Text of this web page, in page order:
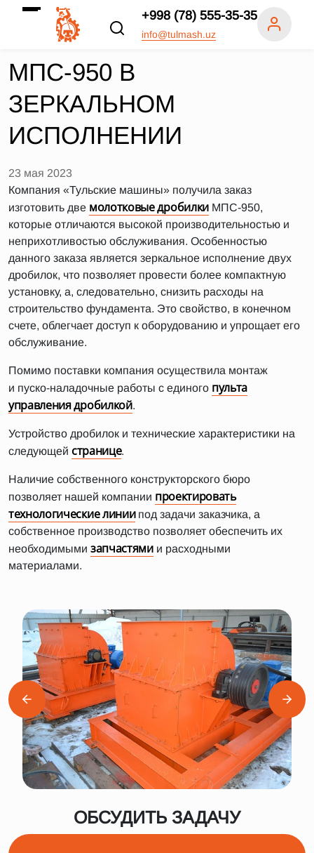
+998 (78) 555-35-35
info@tulmash.uz
МПС-950 В
ЗЕРКАЛЬНОМ
ИСПОЛНЕНИИ
23 мая 2023
Компания «Тульские машины» получила заказ
изготовить две молотковые дробилкиМПС-950,
которые отличаются высокой производительностью и
неприхотливостью обслуживания. Особенностью
данного заказа является зеркальное исполнение двух
дробилок, что позволяет провести более компактную
установку, а, следовательно, снизить расходы на
строительство фундамента. Это свойство, в конечном
счете, облегчает доступ к оборудованию и упрощает его
обслуживание.
Помимо поставки компания осуществила монтаж
и пуско-наладочные работы с единого пульта
управления дробилкой.
Устройство дробилок и технические характеристики на
следующей странице.
Наличие собственного конструкторского бюро
позволяет нашей компании проектировать
технологические линиипод задачи заказчика, а
собственное производство позволяет обеспечить их
необходимыми запчастямии расходными
материалами.
ОБСУДИТЬ ЗАДАЧУ